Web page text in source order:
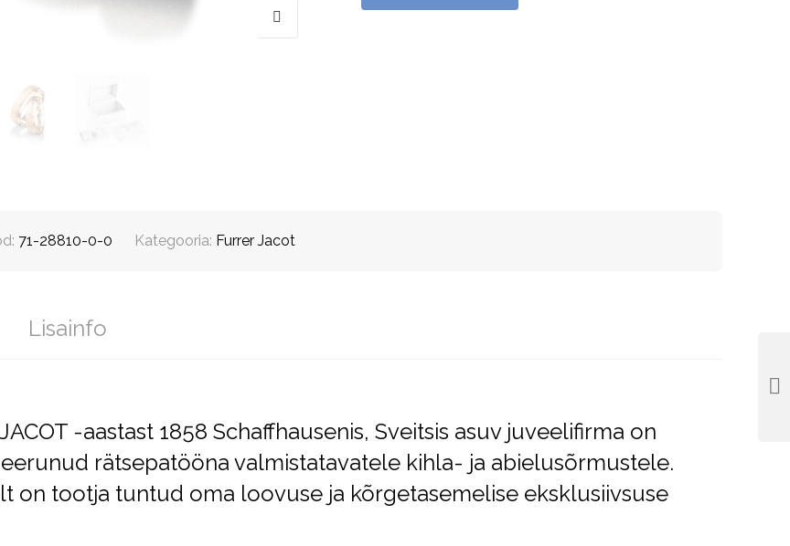
71-28810-0-0 Kategooria: Furrer Jacot
Lisainfo
JACOT -aastast 1858 Schaffhausenis, Sveitsis asuv juveelifirma on
rätsepatööna valmistatavatele kihla- ja abielusõrmustele.
on tootja tuntud oma loovuse ja kõrgetasemelise eksklusiivsuse